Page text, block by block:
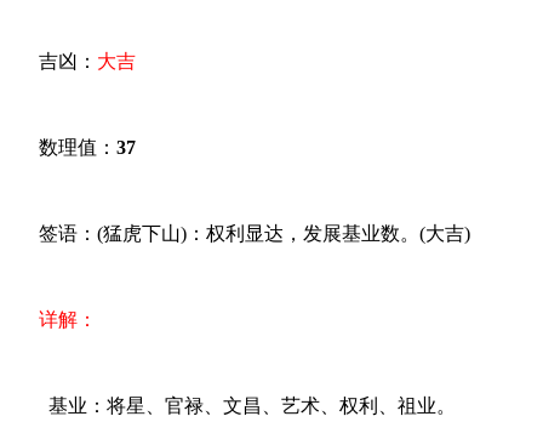
吉凶： 大吉
数理值： 37
签语：(猛虎下山)：权利显达，发展基业数。(大吉)
详解：
基业：将星、官禄、文昌、艺术、权利、祖业。